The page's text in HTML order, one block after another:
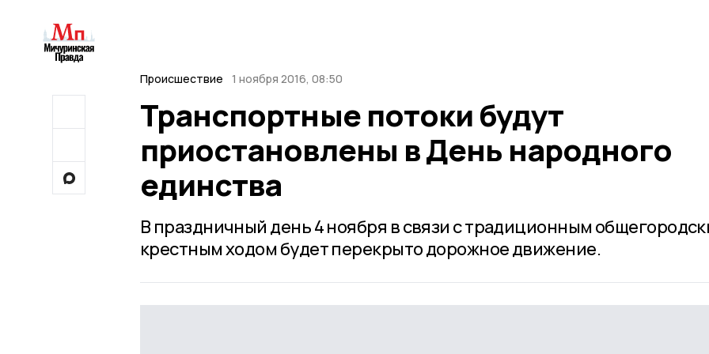
Происшествие 1 ноября 2016, 08:50
Транспортные потоки будут
приостановлены в День народного
единства
В праздничный день 4 ноября в связи с традиционным
крестным ходом будет перекрыто дорожное движение.